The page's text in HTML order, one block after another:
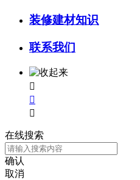
装修建材知识
联系我们



在线搜索
确认
取消